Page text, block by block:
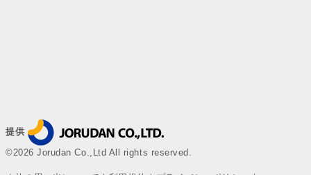
提供
©2026 Jorudan Co.,Ltd All rights reserved.